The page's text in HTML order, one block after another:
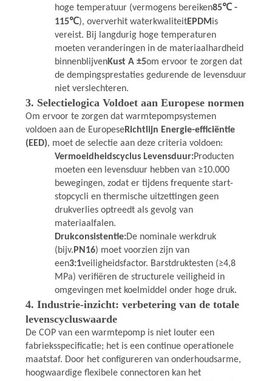
hoge temperatuur (vermogens bereiken85℃ -
115℃), oververhit waterkwaliteitEPDMis
vereist. Bij langdurig hoge temperaturen
moeten veranderingen in de materiaalhardheid
binnenblijvenKust A ±5om ervoor te zorgen dat
de dempingsprestaties gedurende de levensduur
niet verslechteren.
3. Selectielogica Voldoet aan Europese normen
Om ervoor te zorgen dat warmtepompsystemen
voldoen aan de EuropeseRichtlijn Energie-efficiëntie
(EED), moet de selectie aan deze criteria voldoen:
Vermoeidheidscyclus Levensduur:Producten
moeten een levensduur hebben van ≥10.000
bewegingen, zodat er tijdens frequente start-
stopcycli en thermische uitzettingen geen
drukverlies optreedt als gevolg van
materiaalfalen.
Drukconsistentie:De nominale werkdruk
(bijv.PN16) moet voorzien zijn van
een3:1veiligheidsfactor. Barstdruktesten (≥4,8
MPa) verifiëren de structurele veiligheid in
omgevingen met koelmiddel onder hoge druk.
4. Industrie-inzicht: verbetering van de totale
levenscycluswaarde
De COP van een warmtepomp is niet louter een
fabrieksspecificatie; het is een continue operationele
maatstaf. Door het configureren van onderhoudsarme,
hoogwaardige flexibele connectoren kan het